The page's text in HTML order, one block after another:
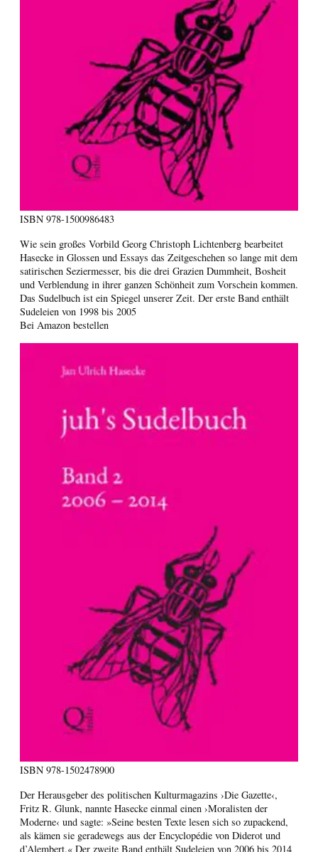
ISBN 978-1500986483
Wie sein großes Vorbild Georg Christoph Lichtenberg bearbeitet
Hasecke in Glossen und Essays das Zeitgeschehen so lange mit dem
satirischen Seziermesser, bis die drei Grazien Dummheit, Bosheit
und Verblendung in ihrer ganzen Schönheit zum Vorschein kommen.
Das Sudelbuch ist ein Spiegel unserer Zeit. Der erste Band enthält
Sudeleien von 1998 bis 2005
Bei Amazon bestellen
ISBN 978-1502478900
Der Herausgeber des politischen Kulturmagazins ›Die Gazette‹,
Fritz R. Glunk, nannte Hasecke einmal einen ›Moralisten der
Moderne‹ und sagte: »Seine besten Texte lesen sich so zupackend,
als kämen sie geradewegs aus der Encyclopédie von Diderot und
d’Alembert.« Der zweite Band enthält Sudeleien von 2006 bis 2014